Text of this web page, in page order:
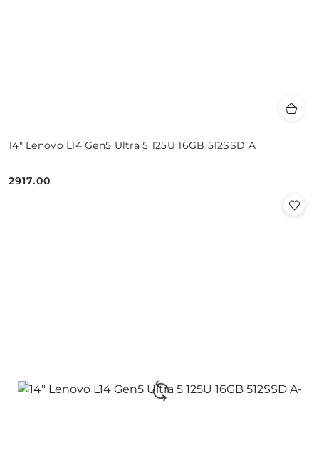
14" Lenovo L14 Gen5 Ultra 5 125U 16GB 512SSD A
Cena:
2917.00